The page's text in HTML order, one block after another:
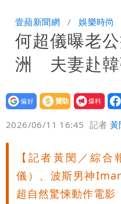
「洗腦台灣人
女生一對A錯
男裁判勒令女
揮別9年演藝
公布收入比拍
壹蘋新聞網 娛樂時尚
何超儀曝老
洲 夫妻赴韓
設為
贊助
我要
爆料
2026/06/11 16:45 記者黃
【記者黃閔／綜
儀）、波斯男神
超自然驚悚動作電影